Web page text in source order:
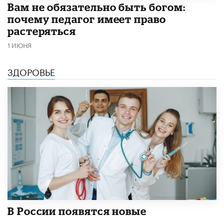
​Вам не обязательно быть богом:
почему педагог имеет право
растеряться
1 ИЮНЯ
ЗДОРОВЬЕ
В России появятся новые